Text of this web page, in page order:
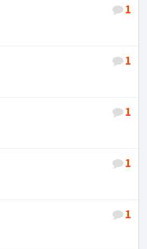
1
1
1
1
1